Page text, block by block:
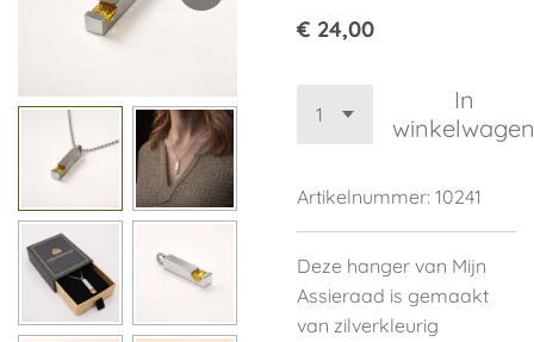
€ 24,00
In
winkelwagen
Artikelnummer: 10241
Deze hanger van Mijn
Assieraad is gemaakt
van zilver­kleurig